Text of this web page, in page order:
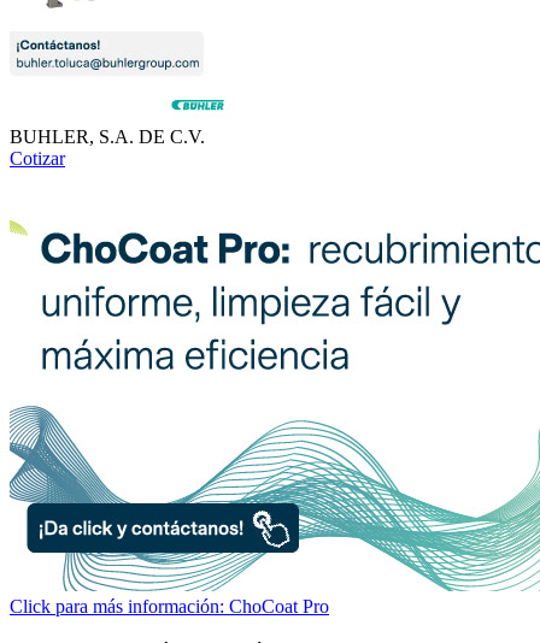
BUHLER, S.A. DE C.V.
Cotizar
Click para más información: ChoCoat Pro